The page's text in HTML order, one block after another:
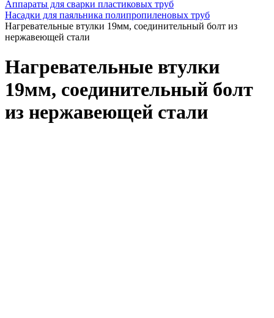
Аппараты для сварки пластиковых труб
Насадки для паяльника полипропиленовых труб
Нагревательные втулки 19мм, соединительный болт из
нержавеющей стали
Нагревательные втулки
19мм, соединительный болт
из нержавеющей стали